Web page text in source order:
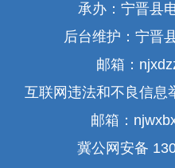
承办：宁晋县
后台维护：宁晋
邮箱：
互联网违法和不良信息
邮箱：
冀公网安备